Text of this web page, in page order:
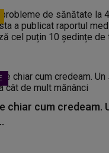
chiar cum credeam.